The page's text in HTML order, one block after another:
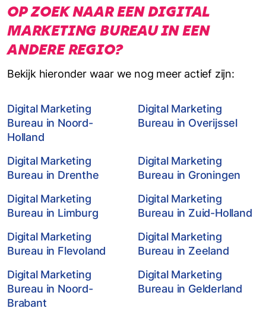
OP ZOEK NAAR EEN DIGITAL
MARKETING BUREAU IN EEN
ANDERE REGIO?
Bekijk hieronder waar we nog meer actief zijn:
Digital Marketing
Bureau in Noord-
Holland
Digital Marketing
Bureau in Overijssel
Digital Marketing
Bureau in Drenthe
Digital Marketing
Bureau in Groningen
Digital Marketing
Bureau in Limburg
Digital Marketing
Bureau in Zuid-Holland
Digital Marketing
Bureau in Flevoland
Digital Marketing
Bureau in Zeeland
Digital Marketing
Bureau in Noord-
Brabant
Digital Marketing
Bureau in Gelderland